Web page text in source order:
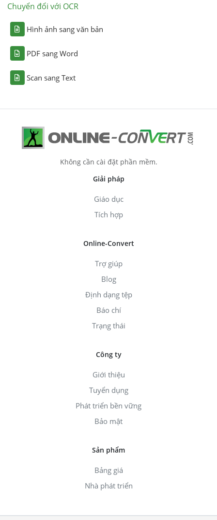
Chuyển đổi với OCR
Hình ảnh sang văn bản
PDF sang Word
Scan sang Text
Không cần cài đặt phần mềm.
Giải pháp
Giáo dục
Tích hợp
Online-Convert
Trợ giúp
Blog
Định dạng tệp
Báo chí
Trạng thái
Công ty
Giới thiệu
Tuyển dụng
Phát triển bền vững
Bảo mật
Sản phẩm
Bảng giá
Nhà phát triển